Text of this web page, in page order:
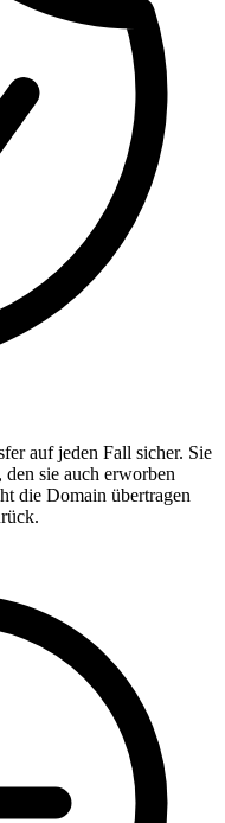
auf jeden Fall sicher. Sie
sie auch erworben
die Domain übertragen